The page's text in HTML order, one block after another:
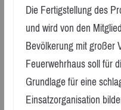
Die Fertigstellung des
und wird von den
Bevölkerung mit großer
Feuerwehrhaus soll für
Grundlage für eine
Einsatzorganisation